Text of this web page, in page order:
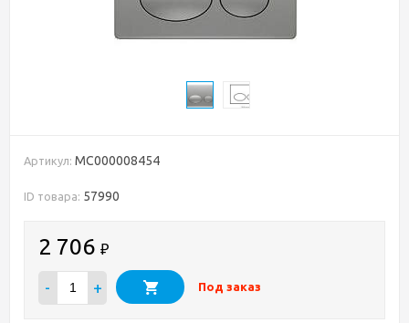
Артикул: MC000008454
ID товара: 57990
2 706 ₽
- + Под заказ